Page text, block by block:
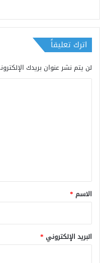
اترك تعليقاً
لن يتم نشر عنوان بريدك
*
الاسم *
البريد الإلكتروني *